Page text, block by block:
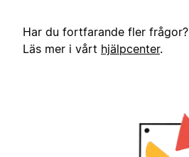
Har du fortfarande fler frågor?
Läs mer i vårt hjälpcenter.